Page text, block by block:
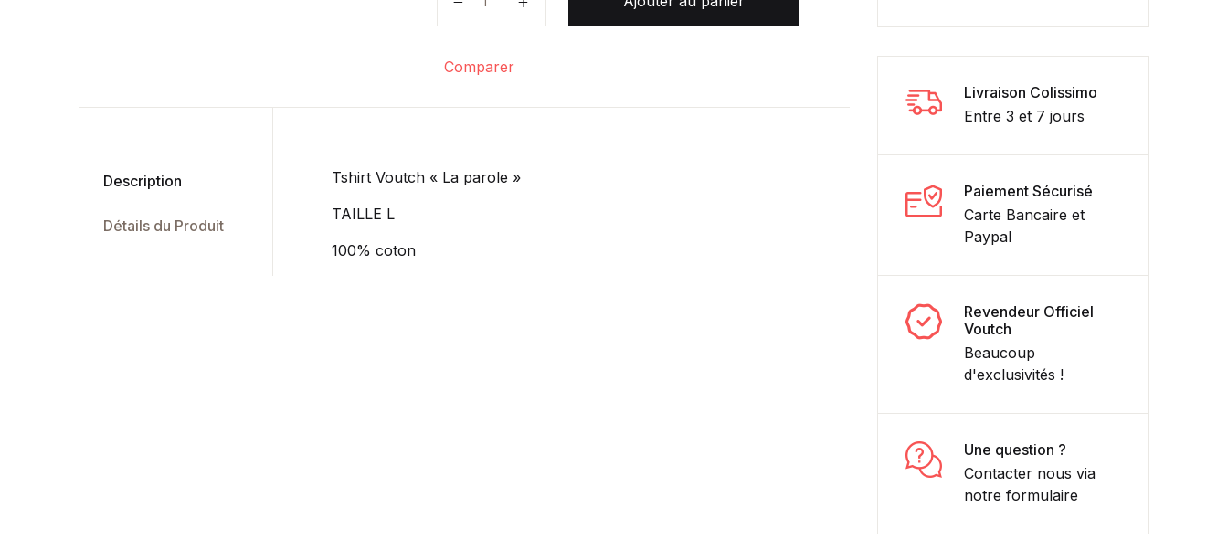
Comparer
Description
Détails du Produit
Tshirt Voutch « La parole »
TAILLE L
100% coton
Livraison Colissimo
Entre 3 et 7 jours
Paiement Sécurisé
Carte Bancaire et
Paypal
Revendeur Officiel
Voutch
Beaucoup
d'exclusivités !
Une question ?
Contacter nous via
notre formulaire